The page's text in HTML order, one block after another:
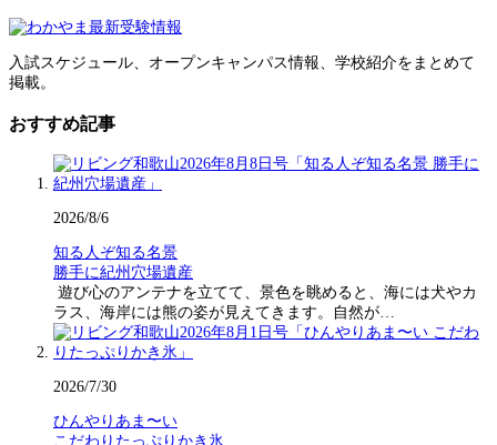
入試スケジュール、オープンキャンパス情報、学校紹介をまとめて
掲載。
おすすめ記事
2026/8/6
知る人ぞ知る名景
勝手に紀州穴場遺産
遊び心のアンテナを立てて、景色を眺めると、海には犬やカ
ラス、海岸には熊の姿が見えてきます。自然が…
2026/7/30
ひんやりあま〜い
こだわりたっぷりかき氷